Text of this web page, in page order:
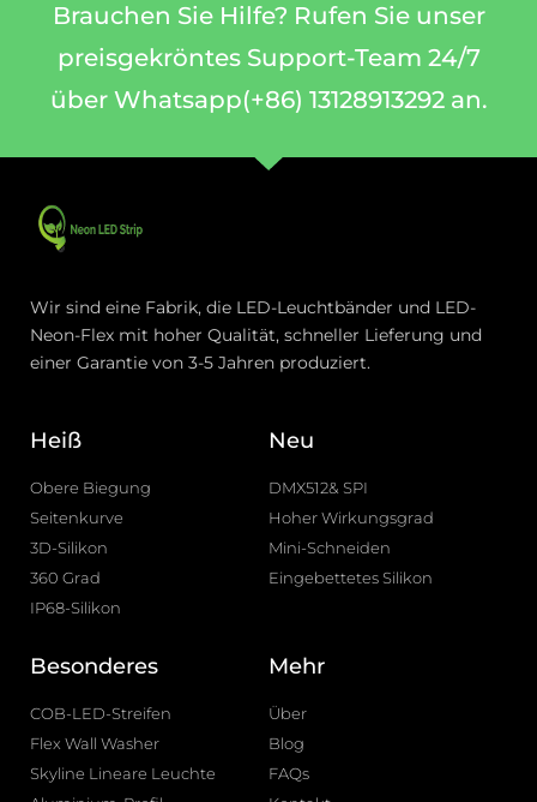
Brauchen Sie Hilfe? Rufen Sie unser
preisgekröntes Support-Team 24/7
über Whatsapp(+86) 13128913292 an.
Wir sind eine Fabrik, die LED-Leuchtbänder und LED-
Neon-Flex mit hoher Qualität, schneller Lieferung und
einer Garantie von 3-5 Jahren produziert.
Heiß
Obere Biegung
Seitenkurve
3D-Silikon
360 Grad
IP68-Silikon
Neu
DMX512& SPI
Hoher Wirkungsgrad
Mini-Schneiden
Eingebettetes Silikon
Besonderes
COB-LED-Streifen
Flex Wall Washer
Skyline Lineare Leuchte
Mehr
Über
Blog
FAQs